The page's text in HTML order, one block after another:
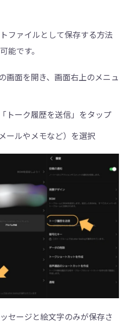
ファイルとして保存する方法
能です。
画面を開き、画面右上のメニュ
トーク履歴を送信」をタップ
ールやメモなど）を選択
セージと絵文字のみが保存さ